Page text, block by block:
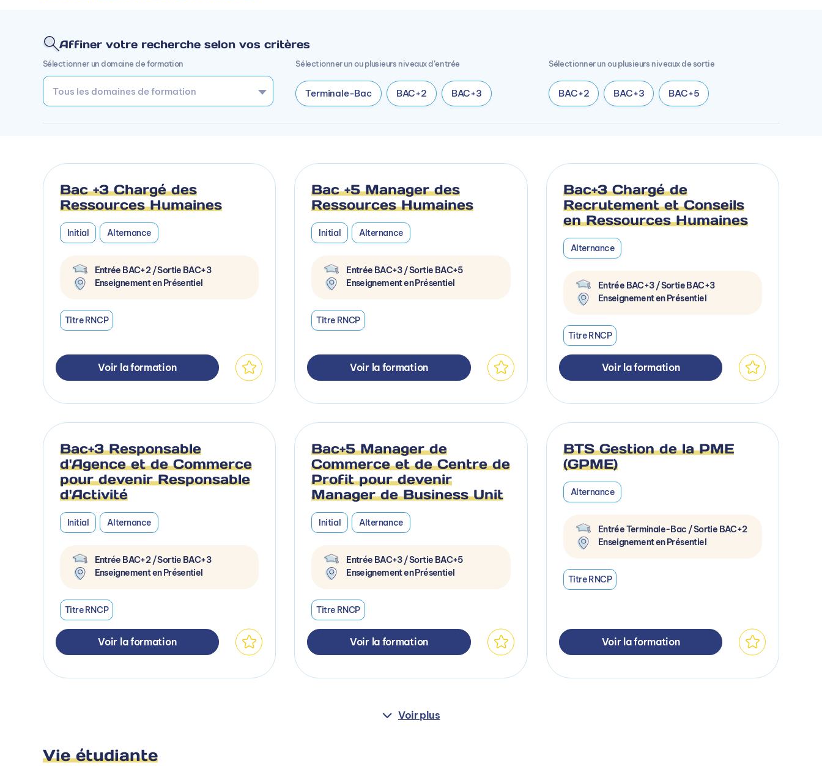
Affiner votre recherche selon vos critères
Sélectionner un domaine de formation Sélectionner un ou plusieurs niveaux d’entrée
Terminale-Bac BAC+2 BAC+3
Sélectionner un ou plusieurs niveaux de sortie
BAC+2 BAC+3 BAC+5
Bac +3 Chargé des
Ressources Humaines
Initial Alternance
Entrée BAC+2 / Sortie BAC+3
Enseignement en Présentiel
Titre RNCP
Voir la formation
Bac +5 Manager des
Ressources Humaines
Initial Alternance
Entrée BAC+3 / Sortie BAC+5
Enseignement en Présentiel
Titre RNCP
Voir la formation
Bac+3 Chargé de
Recrutement et Conseils
en Ressources Humaines
Alternance
Entrée BAC+3 / Sortie BAC+3
Enseignement en Présentiel
Titre RNCP
Voir la formation
Bac+3 Responsable
d'Agence et de Commerce
pour devenir Responsable
d'Activité
Initial Alternance
Entrée BAC+2 / Sortie BAC+3
Enseignement en Présentiel
Titre RNCP
Voir la formation
Bac+5 Manager de
Commerce et de Centre de
Profit pour devenir
Manager de Business Unit
Initial Alternance
Entrée BAC+3 / Sortie BAC+5
Enseignement en Présentiel
Titre RNCP
Voir la formation
BTS Gestion de la PME
(GPME)
Alternance
Entrée Terminale-Bac / Sortie BAC+2
Enseignement en Présentiel
Titre RNCP
Voir la formation
Voir plus
Vie étudiante